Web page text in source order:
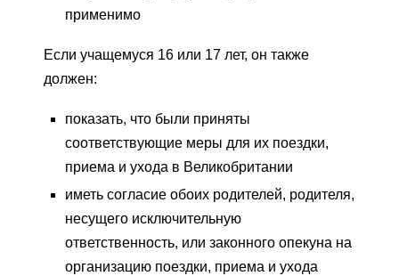
применимо
Если учащемуся 16 или 17 лет, он также
должен:
показать, что были приняты
соответствующие меры для их поездки,
приема и ухода в Великобритании
иметь согласие обоих родителей, родителя,
несущего исключительную
ответственность, или законного опекуна на
организацию поездки, приема и ухода